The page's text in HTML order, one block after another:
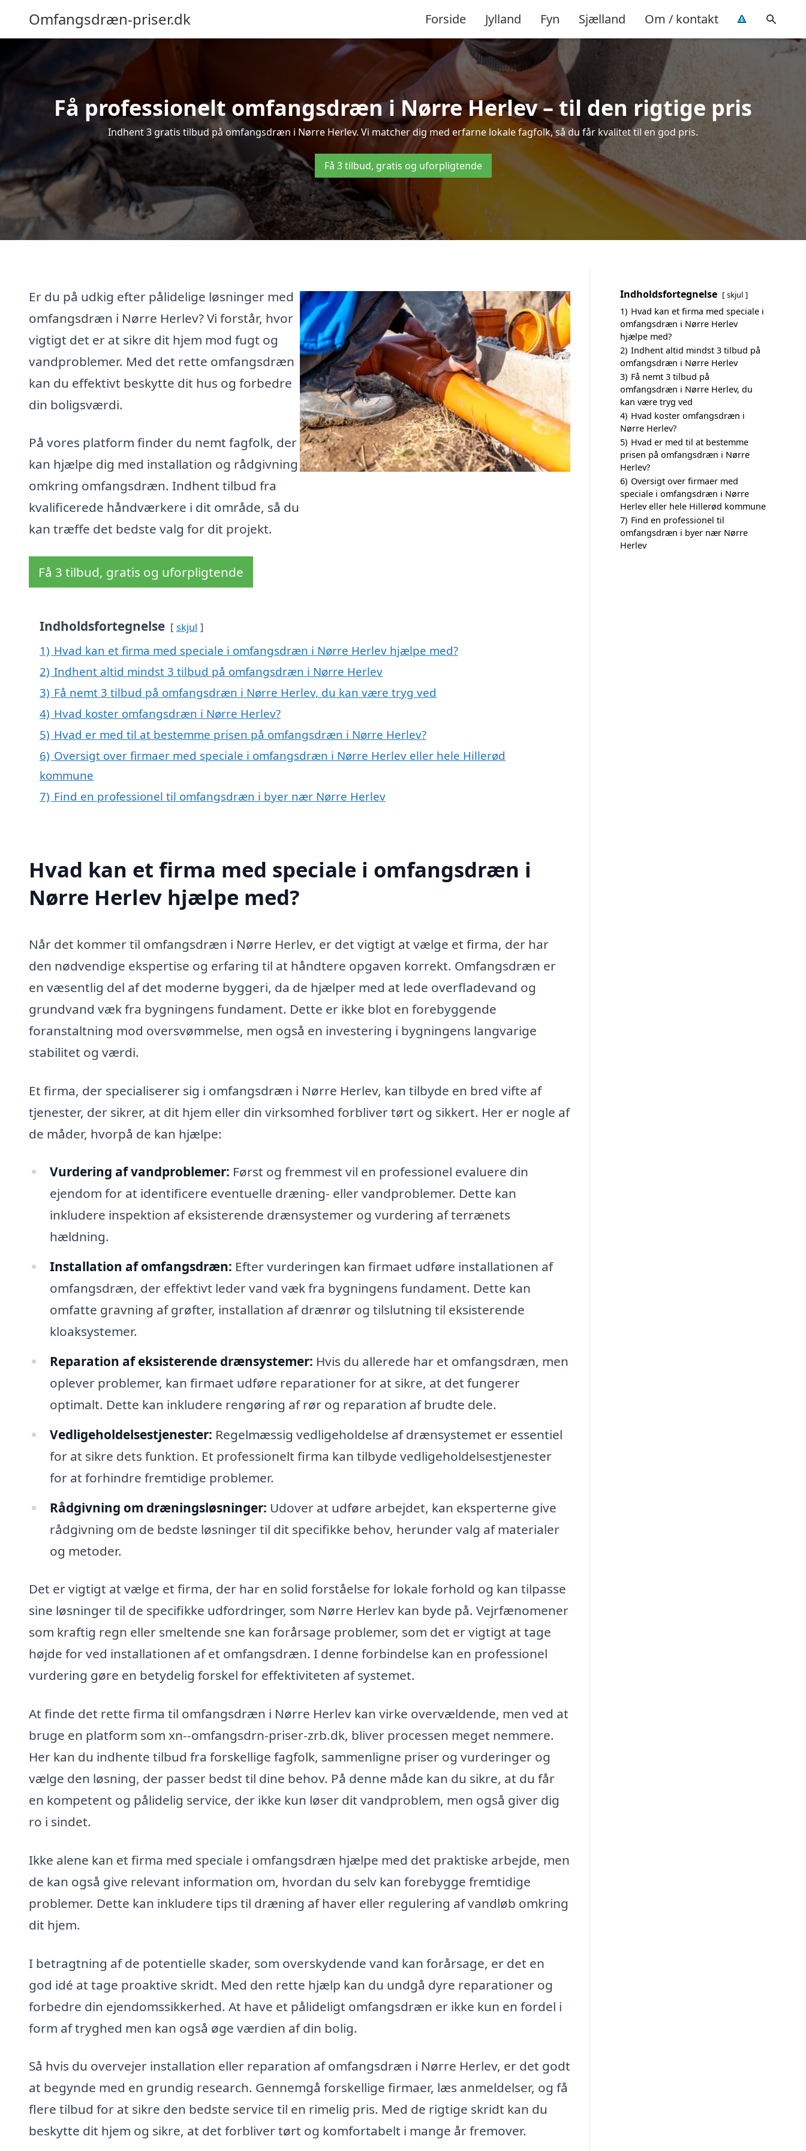
Omfangsdræn-priser.dk Forside Jylland Fyn Sjælland Om / kontakt
Få professionelt omfangsdræn i Nørre Herlev – til den rigtige pris
Indhent 3 gratis tilbud på omfangsdræn i Nørre Herlev. Vi matcher dig med erfarne lokale fagfolk, så du får kvalitet til en god pris.
Få 3 tilbud, gratis og uforpligtende
Er du på udkig efter pålidelige løsninger med
omfangsdræn i Nørre Herlev? Vi forstår, hvor
vigtigt det er at sikre dit hjem mod fugt og
vandproblemer. Med det rette omfangsdræn
kan du effektivt beskytte dit hus og forbedre
din boligsværdi.
På vores platform finder du nemt fagfolk, der
kan hjælpe dig med installation og rådgivning
omkring omfangsdræn. Indhent tilbud fra
kvalificerede håndværkere i dit område, så du
kan træffe det bedste valg for dit projekt.
Få 3 tilbud, gratis og uforpligtende
Indholdsfortegnelse skjul
1) Hvad kan et firma med speciale i omfangsdræn i Nørre Herlev hjælpe med?
2) Indhent altid mindst 3 tilbud på omfangsdræn i Nørre Herlev
3) Få nemt 3 tilbud på omfangsdræn i Nørre Herlev, du kan være tryg ved
4) Hvad koster omfangsdræn i Nørre Herlev?
5) Hvad er med til at bestemme prisen på omfangsdræn i Nørre Herlev?
6) Oversigt over firmaer med speciale i omfangsdræn i Nørre Herlev eller hele Hillerød
kommune
7) Find en professionel til omfangsdræn i byer nær Nørre Herlev
Hvad kan et firma med speciale i omfangsdræn i
Nørre Herlev hjælpe med?
Når det kommer til omfangsdræn i Nørre Herlev, er det vigtigt at vælge et firma, der har
den nødvendige ekspertise og erfaring til at håndtere opgaven korrekt. Omfangsdræn er
en væsentlig del af det moderne byggeri, da de hjælper med at lede overfladevand og
grundvand væk fra bygningens fundament. Dette er ikke blot en forebyggende
foranstaltning mod oversvømmelse, men også en investering i bygningens langvarige
stabilitet og værdi.
Et firma, der specialiserer sig i omfangsdræn i Nørre Herlev, kan tilbyde en bred vifte af
tjenester, der sikrer, at dit hjem eller din virksomhed forbliver tørt og sikkert. Her er nogle af
de måder, hvorpå de kan hjælpe:
Vurdering af vandproblemer: Først og fremmest vil en professionel evaluere din
ejendom for at identificere eventuelle dræning- eller vandproblemer. Dette kan
inkludere inspektion af eksisterende drænsystemer og vurdering af terrænets
hældning.
Installation af omfangsdræn: Efter vurderingen kan firmaet udføre installationen af
omfangsdræn, der effektivt leder vand væk fra bygningens fundament. Dette kan
omfatte gravning af grøfter, installation af drænrør og tilslutning til eksisterende
kloaksystemer.
Reparation af eksisterende drænsystemer: Hvis du allerede har et omfangsdræn, men
oplever problemer, kan firmaet udføre reparationer for at sikre, at det fungerer
optimalt. Dette kan inkludere rengøring af rør og reparation af brudte dele.
Vedligeholdelsestjenester: Regelmæssig vedligeholdelse af drænsystemet er essentiel
for at sikre dets funktion. Et professionelt firma kan tilbyde vedligeholdelsestjenester
for at forhindre fremtidige problemer.
Rådgivning om dræningsløsninger: Udover at udføre arbejdet, kan eksperterne give
rådgivning om de bedste løsninger til dit specifikke behov, herunder valg af materialer
og metoder.
Det er vigtigt at vælge et firma, der har en solid forståelse for lokale forhold og kan tilpasse
sine løsninger til de specifikke udfordringer, som Nørre Herlev kan byde på. Vejrfænomener
som kraftig regn eller smeltende sne kan forårsage problemer, som det er vigtigt at tage
højde for ved installationen af et omfangsdræn. I denne forbindelse kan en professionel
vurdering gøre en betydelig forskel for effektiviteten af systemet.
At finde det rette firma til omfangsdræn i Nørre Herlev kan virke overvældende, men ved at
bruge en platform som xn--omfangsdrn-priser-zrb.dk, bliver processen meget nemmere.
Her kan du indhente tilbud fra forskellige fagfolk, sammenligne priser og vurderinger og
vælge den løsning, der passer bedst til dine behov. På denne måde kan du sikre, at du får
en kompetent og pålidelig service, der ikke kun løser dit vandproblem, men også giver dig
ro i sindet.
Ikke alene kan et firma med speciale i omfangsdræn hjælpe med det praktiske arbejde, men
de kan også give relevant information om, hvordan du selv kan forebygge fremtidige
problemer. Dette kan inkludere tips til dræning af haver eller regulering af vandløb omkring
dit hjem.
I betragtning af de potentielle skader, som overskydende vand kan forårsage, er det en
god idé at tage proaktive skridt. Med den rette hjælp kan du undgå dyre reparationer og
forbedre din ejendomssikkerhed. At have et pålideligt omfangsdræn er ikke kun en fordel i
form af tryghed men kan også øge værdien af din bolig.
Så hvis du overvejer installation eller reparation af omfangsdræn i Nørre Herlev, er det godt
at begynde med en grundig research. Gennemgå forskellige firmaer, læs anmeldelser, og få
flere tilbud for at sikre den bedste service til en rimelig pris. Med de rigtige skridt kan du
beskytte dit hjem og sikre, at det forbliver tørt og komfortabelt i mange år fremover.
Indholdsfortegnelse skjul
1) Hvad kan et firma med speciale i
omfangsdræn i Nørre Herlev
hjælpe med?
2) Indhent altid mindst 3 tilbud på
omfangsdræn i Nørre Herlev
3) Få nemt 3 tilbud på
omfangsdræn i Nørre Herlev, du
kan være tryg ved
4) Hvad koster omfangsdræn i
Nørre Herlev?
5) Hvad er med til at bestemme
prisen på omfangsdræn i Nørre
Herlev?
6) Oversigt over firmaer med
speciale i omfangsdræn i Nørre
Herlev eller hele Hillerød kommune
7) Find en professionel til
omfangsdræn i byer nær Nørre
Herlev